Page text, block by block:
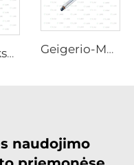
Lazerinis ksenono lempa L2690-9×100×160 Geigerio-Muellerio M4011
naudojimo